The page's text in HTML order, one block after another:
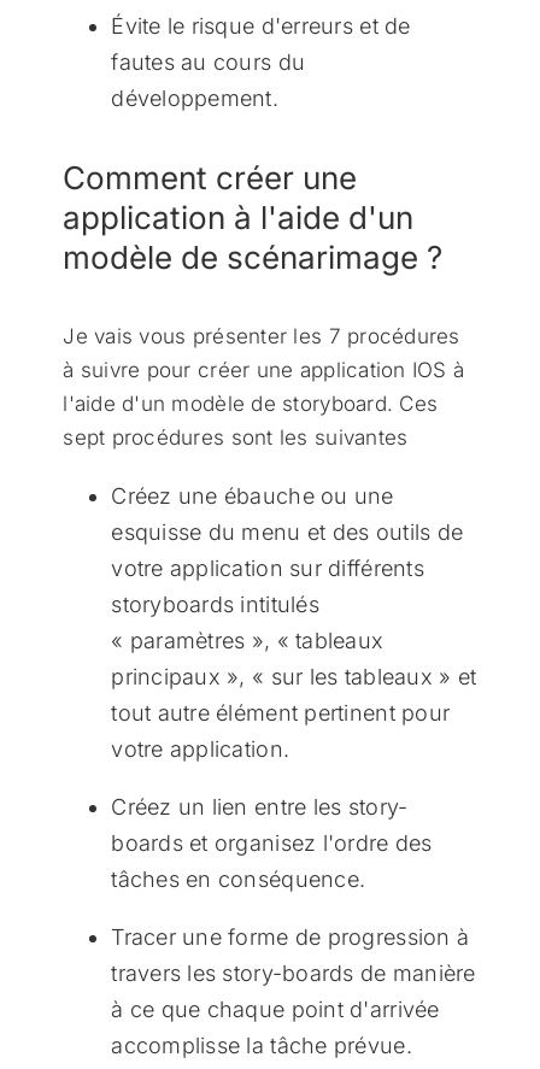
Évite le risque d'erreurs et de
fautes au cours du
développement.
Comment créer une
application à l'aide d'un
modèle de scénarimage ?
Je vais vous présenter les 7 procédures
à suivre pour créer une application IOS à
l'aide d'un modèle de storyboard. Ces
sept procédures sont les suivantes
Créez une ébauche ou une
esquisse du menu et des outils de
votre application sur différents
storyboards intitulés
« paramètres », « tableaux
principaux », « sur les tableaux » et
tout autre élément pertinent pour
votre application.
Créez un lien entre les story-
boards et organisez l'ordre des
tâches en conséquence.
Tracer une forme de progression à
travers les story-boards de manière
à ce que chaque point d'arrivée
accomplisse la tâche prévue.